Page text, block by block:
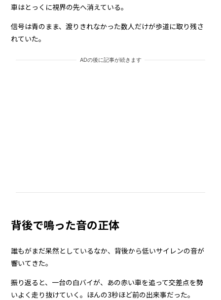
車はとっくに視界の先へ消えている。
信号は青のまま、渡りきれなかった数人だけが歩道に取り残さ
れていた。
ADの後に記事が続きます
背後で鳴った音の正体
誰もがまだ呆然としているなか、背後から低いサイレンの音が
響いてきた。
振り返ると、一台の白バイが、あの赤い車を追って交差点を勢
いよく走り抜けていく。ほんの3秒ほど前の出来事だった。